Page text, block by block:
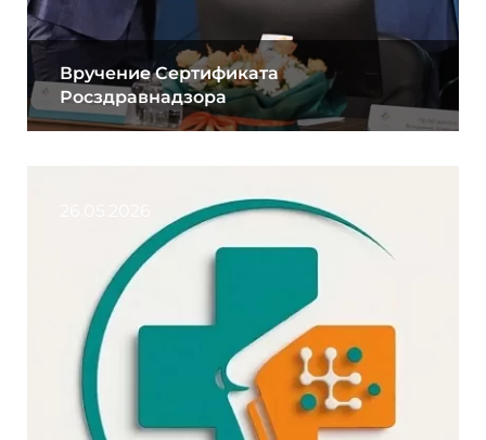
Вручение Сертификата
Росздравнадзора